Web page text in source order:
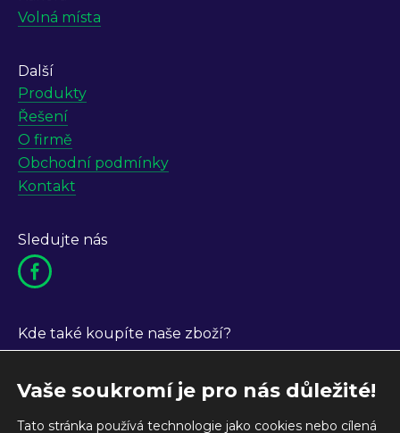
Volná místa
Další
Produkty
Řešení
O firmě
Obchodní podmínky
Kontakt
Sledujte nás
Kde také koupíte naše zboží?
Vaše soukromí je pro nás důležité!
Tato stránka používá technologie jako cookies nebo cílená